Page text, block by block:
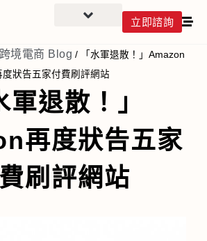
立即諮詢
境電商 Blog /
「水軍退散！」Amazon
度狀告五家付費刷評網站
軍退散！」
再度狀告五家
刷評網站